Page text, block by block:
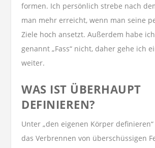
formen. Ich persönlich strebe nach
man mehr erreicht, wenn man seine
Ziele hoch ansetzt. Außerdem habe
genannt „Fass“ nicht, daher gehe ich
weiter.
WAS IST ÜBERHAUPT
DEFINIEREN?
Unter „den eigenen Körper
das Verbrennen von überschüssigen